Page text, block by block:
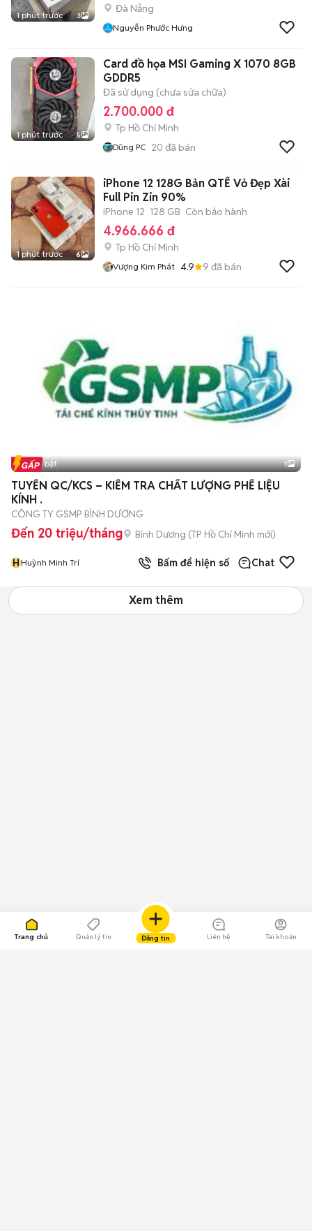
Trang chủ Quản lý tin Đăng tin Liên hệ Tài khoản
1 phút trước 3
Đà Nẵng
Nguyễn Phước Hưng
1 phút trước 5
Card đồ họa MSI Gaming X 1070 8GB
GDDR5
Đã sử dụng (chưa sửa chữa)
2.700.000 đ
Tp Hồ Chí Minh
Dũng PC 20 đã bán
1 phút trước 6
iPhone 12 128G Bản QTẾ Vỏ Đẹp Xài
Full Pin Zin 90%
iPhone 12 128 GB Còn bảo hành
4.966.666 đ
Tp Hồ Chí Minh
Vượng Kim Phát 4.9 9 đã bán
Tin nổi bật 1
TUYỂN QC/KCS – KIỂM TRA CHẤT LƯỢNG PHẾ LIỆU
KÍNH .
CÔNG TY GSMP BÌNH DƯƠNG
Đến 20 triệu/tháng Bình Dương (TP Hồ Chí Minh mới)
HHuỳnh Minh Trí Bấm để hiện số Chat
Xem thêm